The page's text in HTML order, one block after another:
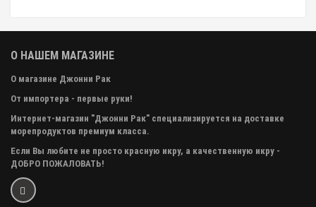
О НАШЕМ МАГАЗИНЕ
О магазине Джонни Рак
От импортера - первые руки!
Интернет-магазин "Джонни Рак" специализируется на доставке
морепродуктов премиум класса.
Если Вы любите не просто красную икру, а качественную икру -
ДОБРО ПОЖАЛОВАТЬ!